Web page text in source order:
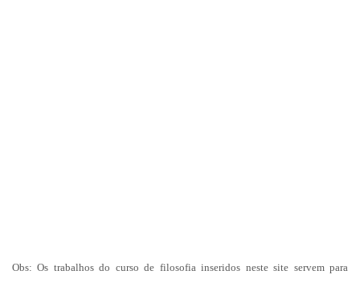
Obs: Os trabalhos do curso de filosofia inseridos neste site servem para